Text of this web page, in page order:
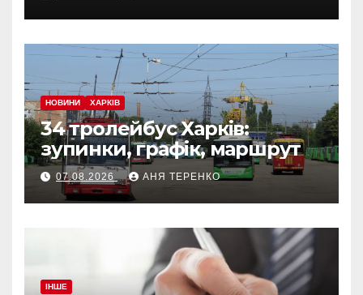
НОВИНИ ХАРКІВ
34 тролейбус Харків:
зупинки, графік, маршрут
07.08.2026 АНЯ ТЕРЕНКО
ІНШЕ